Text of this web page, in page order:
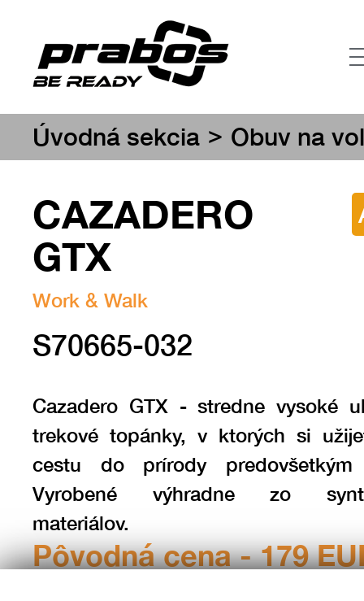
Úvodná sekcia > Obuv na
CAZADERO
GTX
Work & Walk
S70665-032
Cazadero GTX - stredne vysoké
trekové topánky, v ktorých si
cestu do prírody
Vyrobené výhradne zo
materiálov.
Pôvodná cena - 179